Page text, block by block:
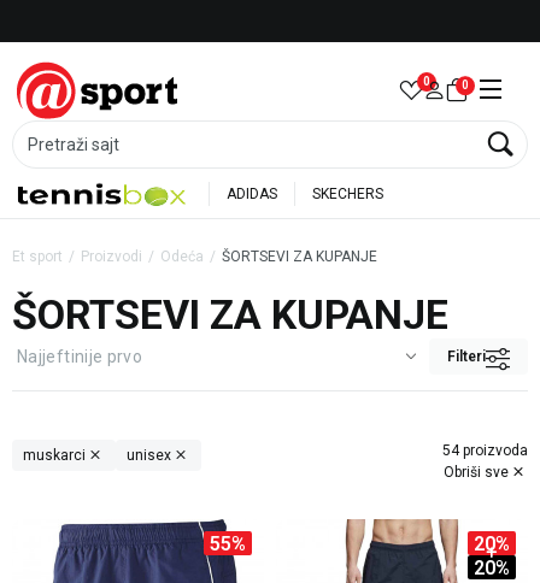
Pretraži sajt
0 0
ADIDAS SKECHERS
Et sport Proizvodi Odeća ŠORTSEVI ZA KUPANJE
ŠORTSEVI ZA KUPANJE
Filteri
muskarci unisex
54 proizvoda
Obriši sve
55% 20%
20%